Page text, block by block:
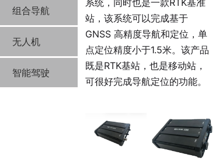
组合导航
无人机
智能驾驶
系统，同时也是一款RTK基准
站，该系统可以完成基于
GNSS 高精度导航和定位，单
点定位精度小于1.5米。该产品
既是RTK基站，也是移动站，
可很好完成导航定位的功能。